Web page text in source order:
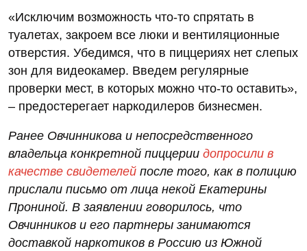
«Исключим возможность что-то спрятать в
туалетах, закроем все люки и вентиляционные
отверстия. Убедимся, что в пиццериях нет слепых
зон для видеокамер. Введем регулярные
проверки мест, в которых можно что-то оставить»,
– предостерегает наркодилеров бизнесмен.
Ранее Овчинникова и непосредственного
владельца конкретной пиццерии допросили в
качестве свидетелей после того, как в полицию
прислали письмо от лица некой Екатерины
Прониной. В заявлении говорилось, что
Овчинников и его партнеры занимаются
доставкой наркотиков в Россию из Южной